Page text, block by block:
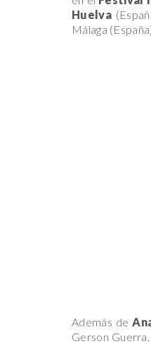
Huelva
Málaga
Además de
Gerson